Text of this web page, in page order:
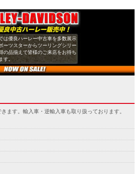
は優良ハーレー中古車を多数展示
ーツスターからツーリングシリー
の品揃えで皆様のご来店をお待ち
す。
ます。輸入車・逆輸入車も取り扱っております。